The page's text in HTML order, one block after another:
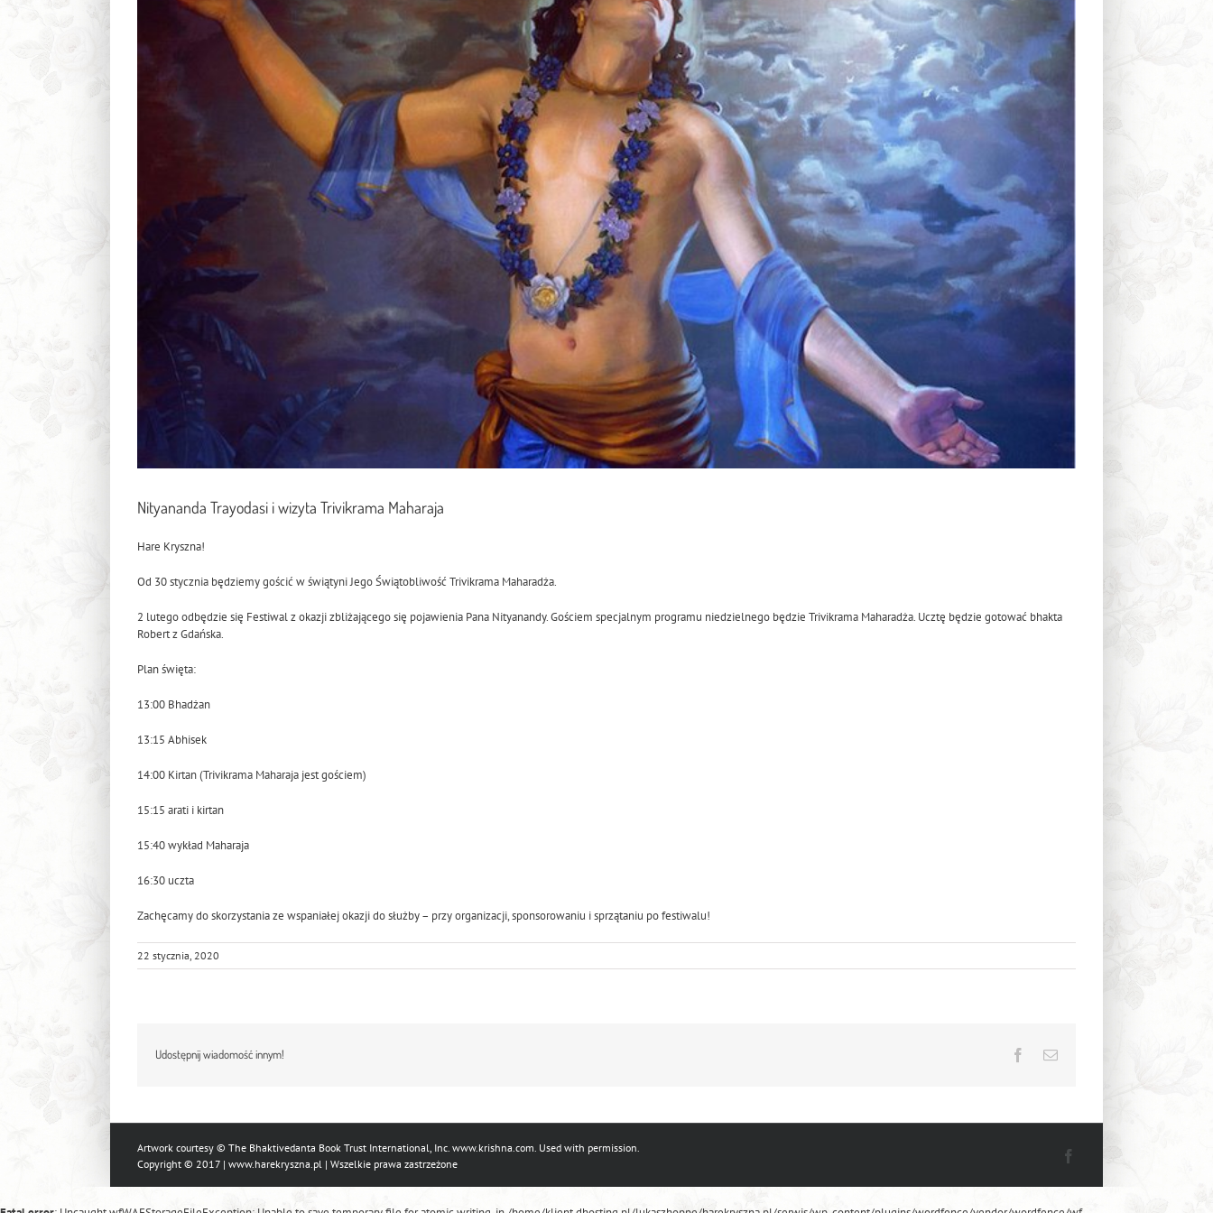
Nityananda Trayodasi i wizyta Trivikrama Maharaja
Hare Kryszna!
Od 30 stycznia będziemy gościć w świątyni Jego Świątobliwość Trivikrama Maharadża.
2 lutego odbędzie się Festiwal z okazji zbliżającego się pojawienia Pana Nityanandy. Gościem specjalnym programu niedzielnego będzie Trivikrama Maharadża. Ucztę będzie gotować bhakta
Robert z Gdańska.
Plan święta:
13:00 Bhadżan
13:15 Abhisek
14:00 Kirtan (Trivikrama Maharaja jest gościem)
15:15 arati i kirtan
15:40 wykład Maharaja
16:30 uczta
Zachęcamy do skorzystania ze wspaniałej okazji do służby – przy organizacji, sponsorowaniu i sprzątaniu po festiwalu!
22 stycznia, 2020
Udostępnij wiadomość innym! Facebook
Email
Artwork courtesy © The Bhaktivedanta Book Trust International, Inc. www.krishna.com . Used with permission.
Copyright © 2017 | www.harekryszna.pl | Wszelkie prawa zastrzeżone